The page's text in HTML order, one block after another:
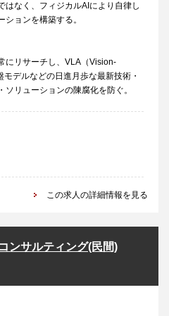
はなく、フィジカルAIにより自律し
ョンを構築する。
にリサーチし、VLA（Vision-
デルなどの日進月歩な最新技術・
リューションの陳腐化を防ぐ。
この求人の詳細情報を見る
ンサルティング(民間)